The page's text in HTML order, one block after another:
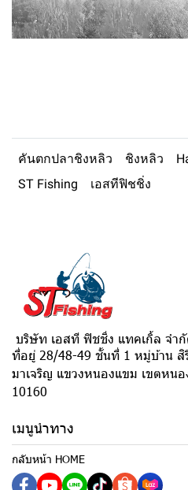
คันตกปลาชิงหลิว ชิงหลิว
ST Fishing
เอสทีฟิชชิ่ง
บริษัท เอสที ฟิชชิ่ง แทคเกิ้ล จำ
ที่อยู่ 28/48-49 ชั้นที่ 1 หมู่บ้าน สิ
มาเจริญ แขวงหนองแขม เขตหน
10160
เมนูนำทาง
กลับหน้า HOME